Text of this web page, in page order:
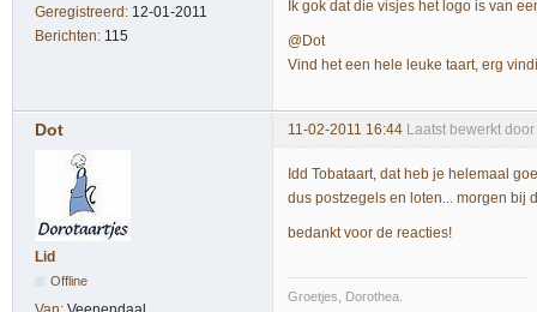
Geregistreerd: 12-01-2011
Berichten: 115
Ik gok dat die visjes het logo is van
@Dot
Vind het een hele leuke taart, erg
Dot 11-02-2011 16:44 Laatst bewerkt
Lid
Offline
Idd Tobataart, dat heb je helemaal
dus postzegels en loten... morgen bij
bedankt voor de reacties!
Groetjes, Dorothea.